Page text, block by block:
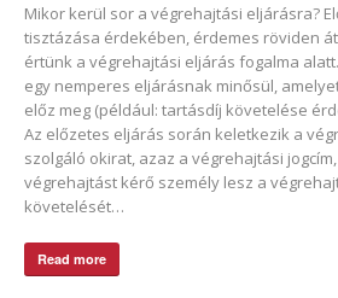
Mikor kerül sor a végrehajtási eljárásra?
tisztázása érdekében, érdemes röviden
értünk a végrehajtási eljárás fogalma
egy nemperes eljárásnak minősül,
előz meg (például: tartásdíj követelése
Az előzetes eljárás során keletkezik a
szolgáló okirat, azaz a végrehajtási
végrehajtást kérő személy lesz a
követelését…
Read more